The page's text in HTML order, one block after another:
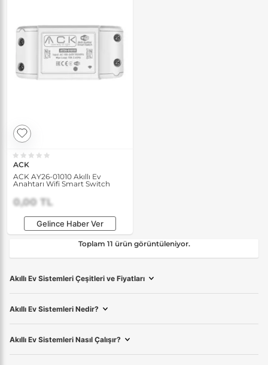
ACK
ACK AY26-01010 Akıllı Ev
Anahtarı Wifi Smart Switch
0,00 TL
Gelince Haber Ver
Toplam 11 ürün görüntüleniyor.
Akıllı Ev Sistemleri Çeşitleri ve Fiyatları
Akıllı Ev Sistemleri Nedir?
Akıllı Ev Sistemleri Nasıl Çalışır?